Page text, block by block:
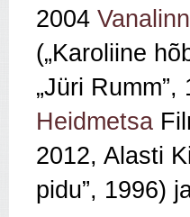
2004
(„Karoliine
„Jüri
Heidmetsa
2012, Alasti
pidu”, 1996)